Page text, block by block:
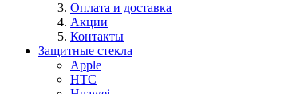
Оплата и доставка
Акции
Контакты
Защитные стекла
Apple
HTC